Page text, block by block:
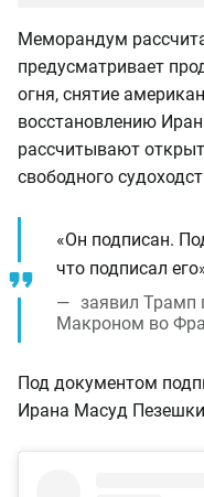
Меморандум
предусматривает
огня, снятие
восстановлению
рассчитывают
свободного
«Он подписан.
что подписал
заявил Трамп
Макроном во
Под документом
Ирана Масуд